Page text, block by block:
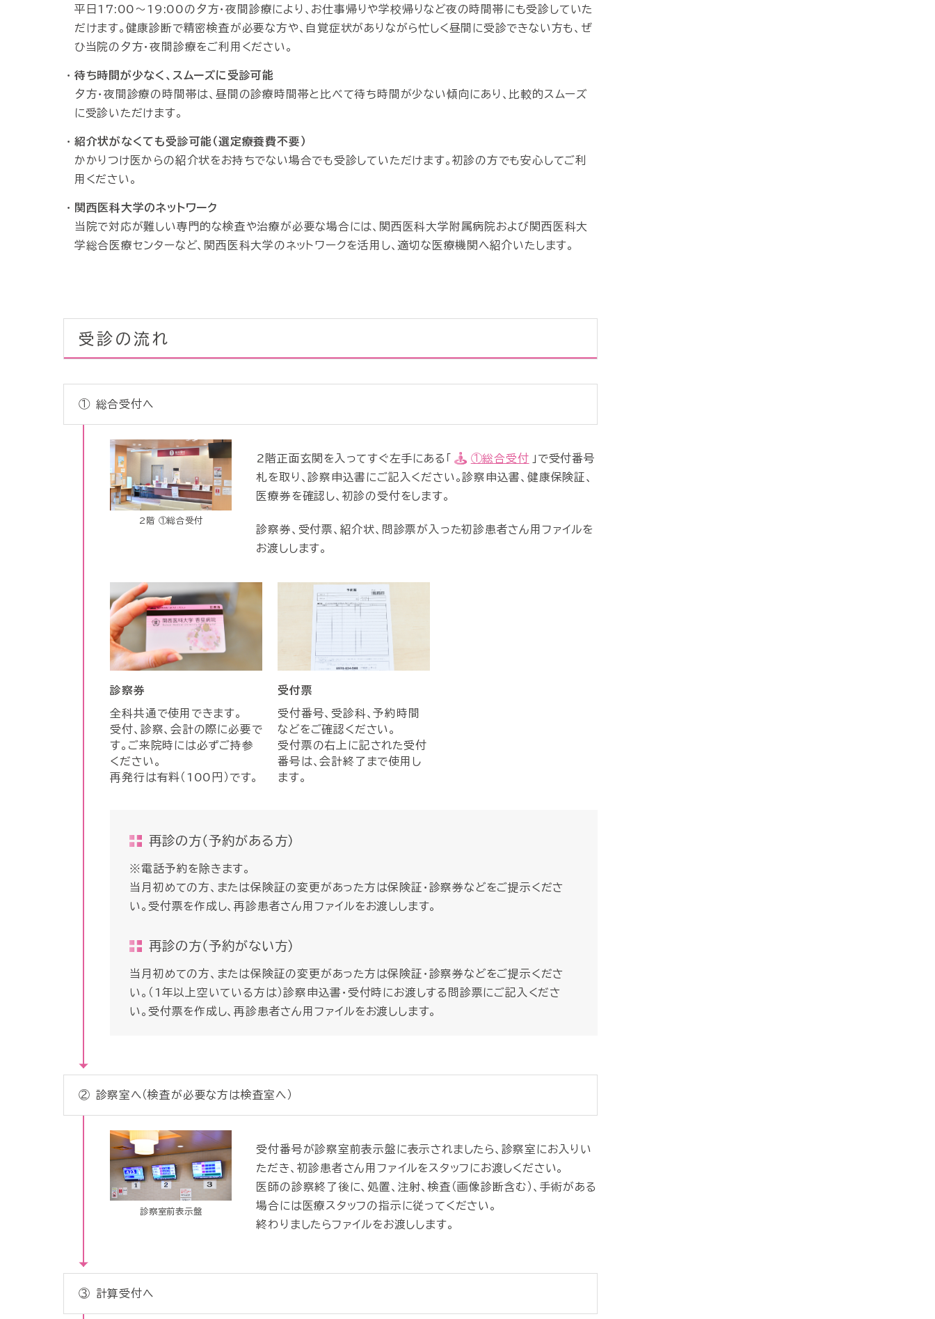
平日17:00～19:00の夕方・夜間診療により、お仕事帰りや学校帰りなど夜の時間帯にも受診していた
だけます。健康診断で精密検査が必要な方や、自覚症状がありながら忙しく昼間に受診できない方も、ぜ
ひ当院の夕方・夜間診療をご利用ください。
待ち時間が少なく、スムーズに受診可能
夕方・夜間診療の時間帯は、昼間の診療時間帯と比べて待ち時間が少ない傾向にあり、比較的スムーズ
に受診いただけます。
紹介状がなくても受診可能（選定療養費不要）
かかりつけ医からの紹介状をお持ちでない場合でも受診していただけます。初診の方でも安心してご利
用ください。
関西医科大学のネットワーク
当院で対応が難しい専門的な検査や治療が必要な場合には、関西医科大学附属病院および関西医科大
学総合医療センターなど、関西医科大学のネットワークを活用し、適切な医療機関へ紹介いたします。
受診の流れ
① 総合受付へ
2階 ①総合受付
2階正面玄関を入ってすぐ左手にある「 ①総合受付 」で受付番号
札を取り、診察申込書にご記入ください。診察申込書、健康保険証、
医療券を確認し、初診の受付をします。
診察券、受付票、紹介状、問診票が入った初診患者さん用ファイルを
お渡しします。
診察券
全科共通で使用できます。
受付、診察、会計の際に必要で
す。ご来院時には必ずご持参
ください。
再発行は有料（100円）です。
受付票
受付番号、受診科、予約時間
などをご確認ください。
受付票の右上に記された受付
番号は、会計終了まで使用し
ます。
再診の方（予約がある方）
※電話予約を除きます。
当月初めての方、または保険証の変更があった方は保険証・診察券などをご提示くださ
い。受付票を作成し、再診患者さん用ファイルをお渡しします。
再診の方（予約がない方）
当月初めての方、または保険証の変更があった方は保険証・診察券などをご提示くださ
い。（1年以上空いている方は）診察申込書・受付時にお渡しする問診票にご記入くださ
い。受付票を作成し、再診患者さん用ファイルをお渡しします。
② 診察室へ（検査が必要な方は検査室へ）
診察室前表示盤
受付番号が診察室前表示盤に表示されましたら、診察室にお入りい
ただき、初診患者さん用ファイルをスタッフにお渡しください。
医師の診察終了後に、処置、注射、検査（画像診断含む）、手術がある
場合には医療スタッフの指示に従ってください。
終わりましたらファイルをお渡しします。
③ 計算受付へ